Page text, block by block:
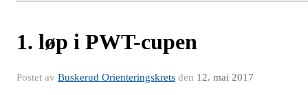
1. løp i PWT-cupen
Postet av Buskerud Orienteringskrets den 12. mai 2017